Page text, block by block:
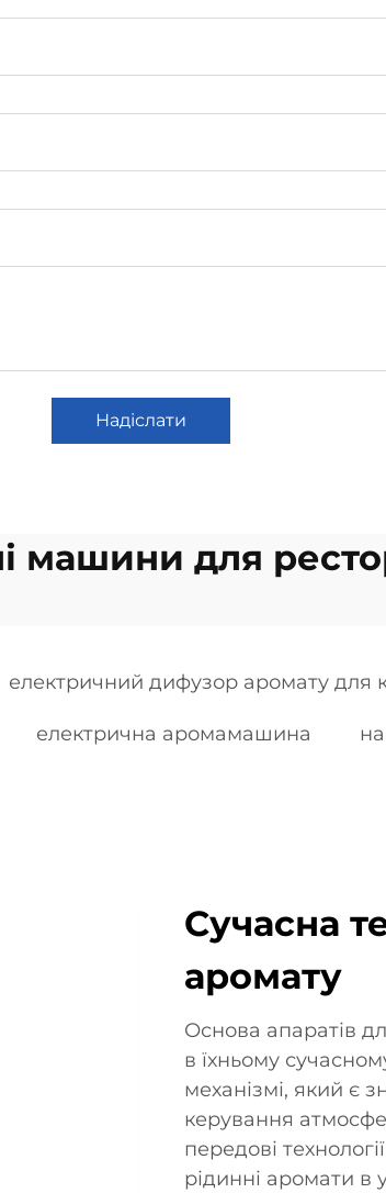
Надіслати
машини для
електричний дифузор аромату для
електрична аромамашина
Сучасна
аромату
Основа апаратів
в їхньому
механізмі, який є
керування
передові
рідинні аромати в